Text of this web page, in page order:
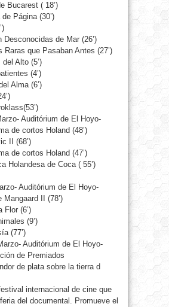
Bucarest ( 18’)
(30’)
de Mar (26’)
que Pasaban Antes (27’)
Alto (5’)
(4’)
(6’)
Auditórium de El Hoyo-
de cortos Holand (48’)
(68’)
de cortos Holand (47’)
de Coca ( 55’)
Auditórium de El Hoyo-
Mangaard II (78’)
Flor (6’)
(9’)
Auditórium de El Hoyo-
de Premiados
plata sobre la tierra d
internacional de cine que
del documental. Promueve el